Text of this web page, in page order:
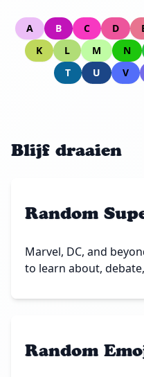
A B C D
K
L M N
T
U V
Blijf draaien
Random
Marvel, DC, and
to learn about,
Random